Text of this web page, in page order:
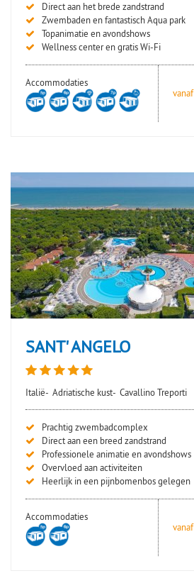
Direct aan het brede zandstrand
Zwembaden en fantastisch Aqua park
Topanimatie en avondshows
Wellness center en gratis Wi-Fi
Accommodaties
vanaf
SANT' ANGELO
Italië- Adriatische kust- Cavallino Treporti
Prachtig zwembadcomplex
Direct aan een breed zandstrand
Professionele animatie en avondshows
Overvloed aan activiteiten
Heerlijk in een pijnbomenbos gelegen
Accommodaties
vanaf